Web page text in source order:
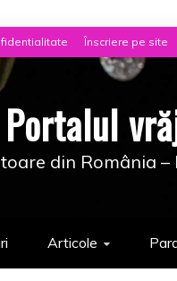
Înscriere pe site
Portalul
din România
Articole